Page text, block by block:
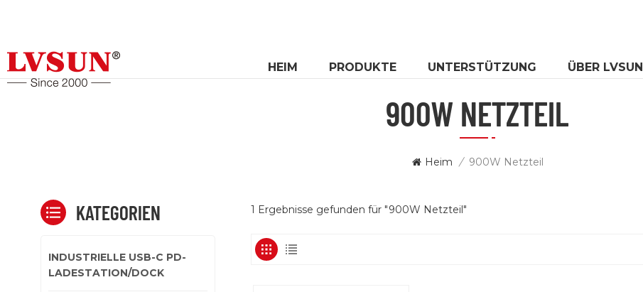
HEIM PRODUKTE UNTERSTÜTZUNG ÜBER LVSUN
900W NETZTEIL
Heim / 900W Netzteil
1 Ergebnisse gefunden für "900W Netzteil"
KATEGORIEN
INDUSTRIELLE USB-C PD-
LADESTATION/DOCK